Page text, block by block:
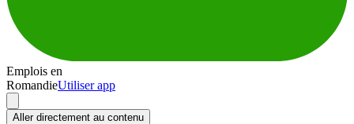
Emplois en
RomandieUtiliser app
Aller directement au contenu